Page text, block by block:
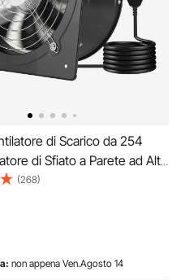
di Scarico da 254
di Sfiato a Parete ad Alta
988 CFM con Controllo della
Consumo, per Soffitta,
Officina, Cucina
(268)
non appena Ven.Agosto 14